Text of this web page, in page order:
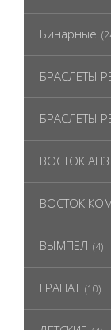
Бинарные
БРАСЛЕТЫ
БРАСЛЕТЫ
ВОСТОК АПЗ
ВОСТОК
ВЫМПЕЛ (4)
ГРАНАТ (10)